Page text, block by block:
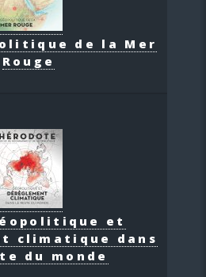
de la Mer
Rouge
et
climatique dans
du monde